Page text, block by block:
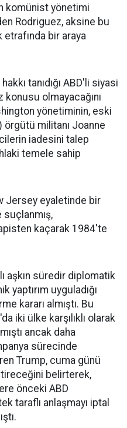
komünist yönetimi
Rodriguez, aksine bu
etrafında bir araya
tanıdığı ABD'li siyasi
olmayacağını
yönetiminin, eski
örgütü militanı Joanne
iadesini talep
temele sahip
Jersey eyaletinde bir
kaçarak 1984'te
aşkın süredir diplomatik
yaptırım uyguladığı
kararı almıştı. Bu
iki ülke karşılıklı olarak
ancak daha
sürecinde
Trump, cuma günü
belirterek,
önceki ABD
taraflı anlaşmayı iptal